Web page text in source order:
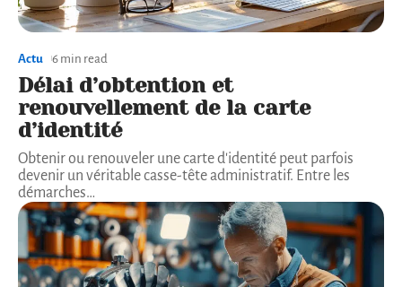
Actu 6 min read
Délai d’obtention et
renouvellement de la carte
d’identité
Obtenir ou renouveler une carte d'identité peut parfois
devenir un véritable casse-tête administratif. Entre les
démarches…